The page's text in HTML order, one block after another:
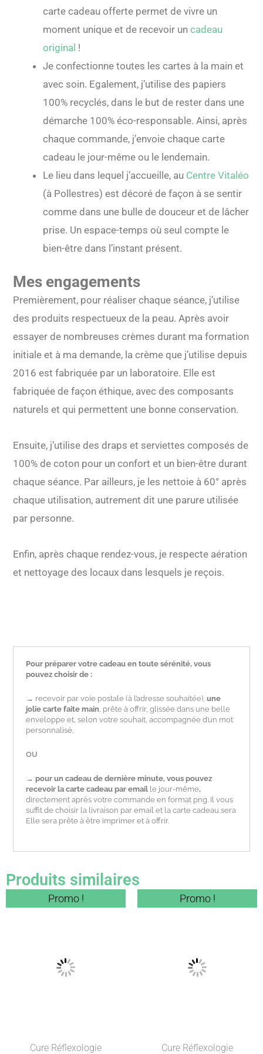
carte cadeau offerte permet de vivre un
moment unique et de recevoir uncadeau
original !
Je confectionne toutes les cartes à la main et
avec soin. Egalement, j’utilise des papiers
100% recyclés, dans le but de rester dans une
démarche 100% éco-responsable. Ainsi, après
chaque commande, j’envoie chaque carte
cadeau le jour-même ou le lendemain.
Le lieu dans lequel j’accueille, au Centre Vitaléo
(à Pollestres) est décoré de façon à se sentir
comme dans une bulle de douceur et de lâcher
prise. Un espace-temps où seul compte le
bien-être dans l’instant présent.
Mes engagements
Premièrement, pour réaliser chaque séance, j’utilise
des produits respectueux de la peau. Après avoir
essayer de nombreuses crèmes durant ma formation
initiale et à ma demande, la crème que j’utilise depuis
2016 est fabriquée par un laboratoire. Elle est
fabriquée de façon éthique, avec des composants
naturels et qui permettent une bonne conservation.
Ensuite, j’utilise des draps et serviettes composés de
100% de coton pour un confort et un bien-être durant
chaque séance. Par ailleurs, je les nettoie à 60° après
chaque utilisation, autrement dit une parure utilisée
par personne.
Enfin, après chaque rendez-vous, je respecte aération
et nettoyage des locaux dans lesquels je reçois.
Pour préparer votre cadeau en toute sérénité, vous
pouvez choisir de :
→ recevoir par voie postale (à l’adresse souhaitée), une
jolie carte faite main, prête à offrir, glissée dans une belle
enveloppe et, selon votre souhait, accompagnée d’un mot
personnalisé,
OU
→ pour un cadeau de dernière minute, vous pouvez
recevoir la carte cadeau par emaille jour-même,
directement après votre commande en format png. Il vous
suffit de choisir la livraison par email et la carte cadeau sera
Elle sera prête à être imprimer et à offrir.
Produits similaires
Promo !
Cure Réflexologie
de
être
Promo !
Cure Réflexologie
de
être